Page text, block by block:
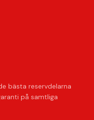
bästa reservdelarna
på samtliga